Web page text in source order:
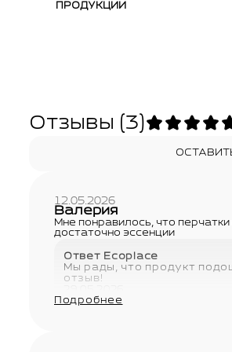
ПРОДУКЦИИ
Отзывы (3)
12.05.2026
Валерия
Мне понравилось, что
достаточно эссенции
Ответ Ecoplace
Мы рады, что продукт
отзыв!
Подробнее